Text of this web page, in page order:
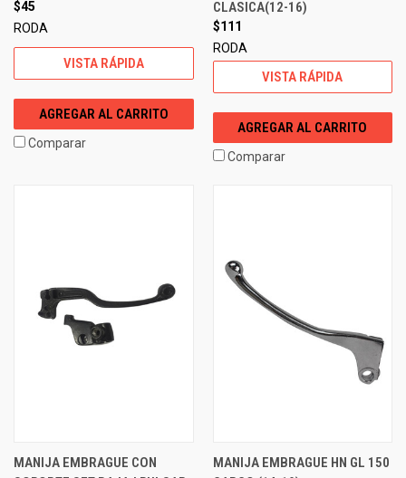
$45
RODA
VISTA RÁPIDA
AGREGAR AL CARRITO
Comparar
CLASICA(12-16)
$111
RODA
VISTA RÁPIDA
AGREGAR AL CARRITO
Comparar
MANIJA EMBRAGUE CON
MANIJA EMBRAGUE HN GL 150